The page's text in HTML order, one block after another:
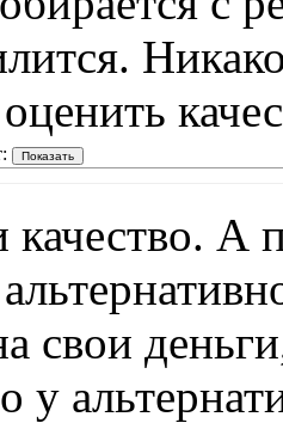
качество. А
свои
у